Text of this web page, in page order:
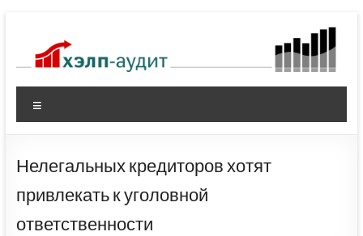
содержимому
Нелегальных кредиторов хотят
привлекать к уголовной
ответственности